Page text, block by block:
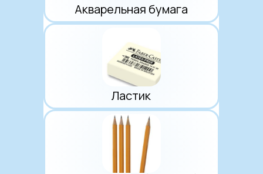
Акварельная бумага
Ластик